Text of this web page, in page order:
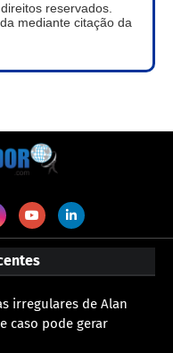
reservados.
mediante citação da
irregulares de Alan
caso pode gerar